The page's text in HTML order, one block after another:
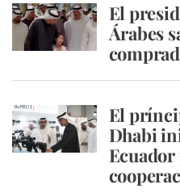
El
Árabes
El
Dhabi